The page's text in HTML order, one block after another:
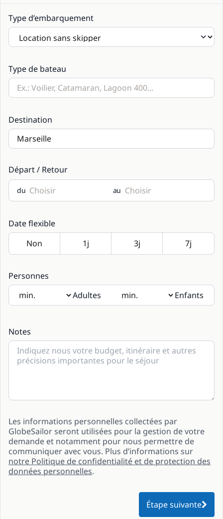
Type d’embarquement
Type de bateau
Destination
Départ / Retour
du au
Date flexible
Personnes
Adultes
Enfants
Notes
Les informations personnelles collectées par
GlobeSailor seront utilisées pour la gestion de votre
demande et notamment pour nous permettre de
communiquer avec vous. Plus d’informations sur
notre Politique de confidentialité et de protection des
données personnelles.
Étape suivante